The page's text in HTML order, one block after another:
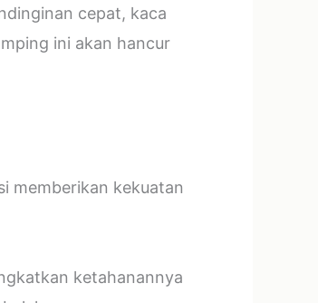
cepat, kaca
ini akan hancur
memberikan kekuatan
ketahanannya